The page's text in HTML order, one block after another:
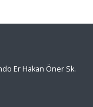
Er Hakan Öner Sk.